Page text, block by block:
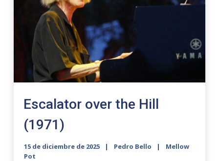
Escalator over the Hill
(1971)
15 de diciembre de 2025 Pedro Bello
Mellow
Pot